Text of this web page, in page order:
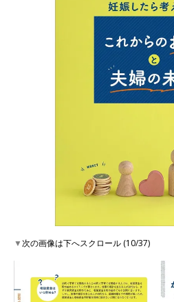
▼次の画像は下へスクロール (10/37)